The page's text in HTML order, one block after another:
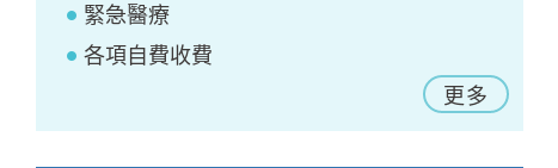
緊急醫療
各項自費收費
更多